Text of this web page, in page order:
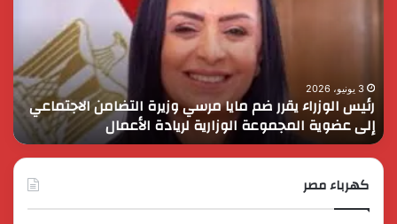
التضامن
الاجتماعي
إلى
عضوية
المجموعة
الوزارية
3 يونيو، 2026
رئيس الوزراء يقرر ضم مايا مرسي وزيرة التضامن الاجتماعي
إلى عضوية المجموعة الوزارية لريادة الأعمال
في
كهرباء مصر